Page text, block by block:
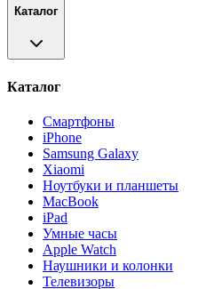
Каталог
Каталог
Смартфоны
iPhone
Samsung Galaxy
Xiaomi
Ноутбуки и планшеты
MacBook
iPad
Умные часы
Apple Watch
Наушники и колонки
Телевизоры